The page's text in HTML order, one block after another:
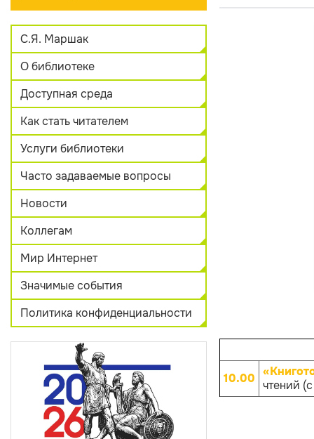
С.Я. Маршак
О библиотеке
Доступная среда
Как стать читателем
Услуги библиотеки
Часто задаваемые вопросы
Новости
Коллегам
Мир Интернет
Значимые события
Политика конфиденциальности
10.00 чтений